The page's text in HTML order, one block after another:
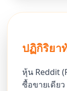
ปฏิกิริยา
หุ้น Reddit
ซื้อขายเดีย